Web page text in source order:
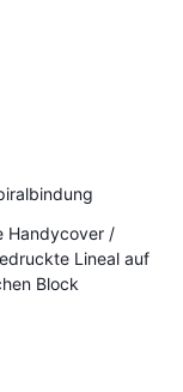
Handycover /
Lineal auf
Block